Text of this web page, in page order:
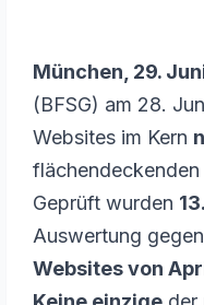
München, 29.
(BFSG) am 28.
Websites im Kern
Geprüft wurden
Auswertung
Websites von